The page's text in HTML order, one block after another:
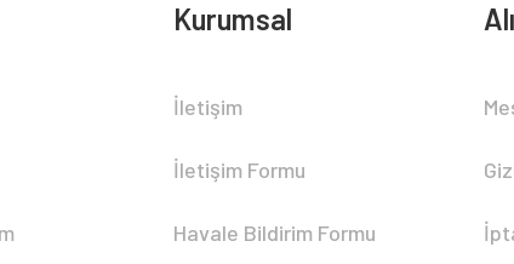
Kurumsal
İletişim
İletişim Formu
Havale Bildirim Formu